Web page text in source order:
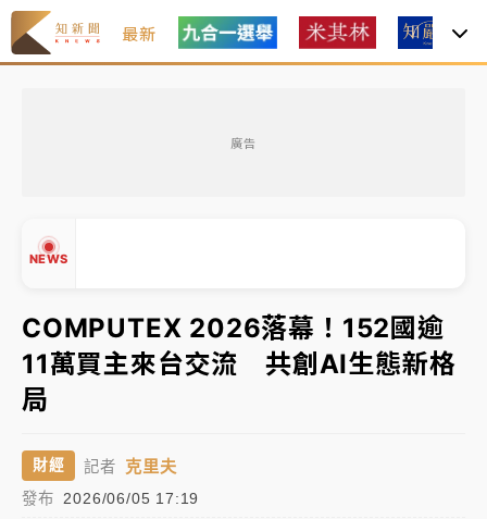
最新
廣告
NEWS
韓股最壞時期已過？大摩估去槓桿完成逾半 波動率降
至2個月低
「白海豚」雨炸新北！通報109件災情 侯友宜揭這類災
損最多
白海豚挾豪雨狂炸新北！時雨量破百毫米 水塔、雨棚
砸落毀車
金控第2季海外曝險破31兆創高 日本年增45%居冠
▼
COMPUTEX 2026落幕！152國逾
11萬買主來台交流 共創AI生態新格
局
財經 記者 克里夫
發布 2026/06/05 17:19